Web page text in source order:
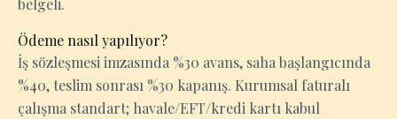
belgeli.
Ödeme nasıl yapılıyor?
İş sözleşmesi imzasında %30 avans, saha başlangıcında
%40, teslim sonrası %30 kapanış. Kurumsal faturalı
çalışma standart; havale/EFT/kredi kartı kabul